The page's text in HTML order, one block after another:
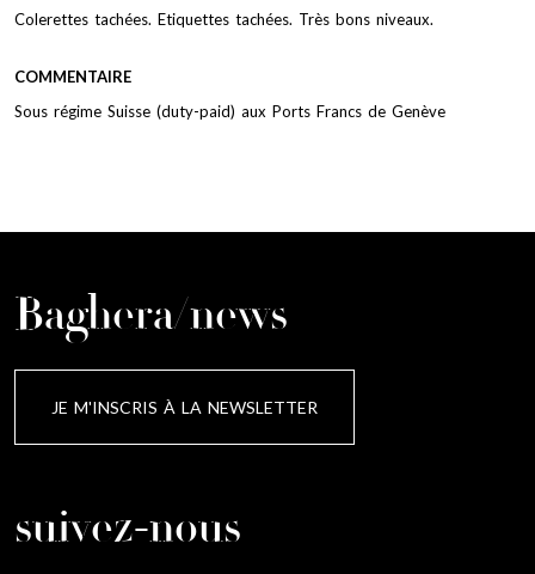
Colerettes tachées. Etiquettes tachées. Très bons niveaux.
COMMENTAIRE
Sous régime Suisse (duty-paid) aux Ports Francs de Genève
Baghera/news
JE M'INSCRIS À LA NEWSLETTER
suivez-nous